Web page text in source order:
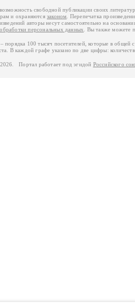
свободной публикации своих
и охраняются законом . Перепечатка
авторы несут самостоятельно на
персональных данных . Вы также можете
порядка 100 тысяч посетителей, которые в
В каждой графе указано по две цифры:
Портал работает под эгидой Российского